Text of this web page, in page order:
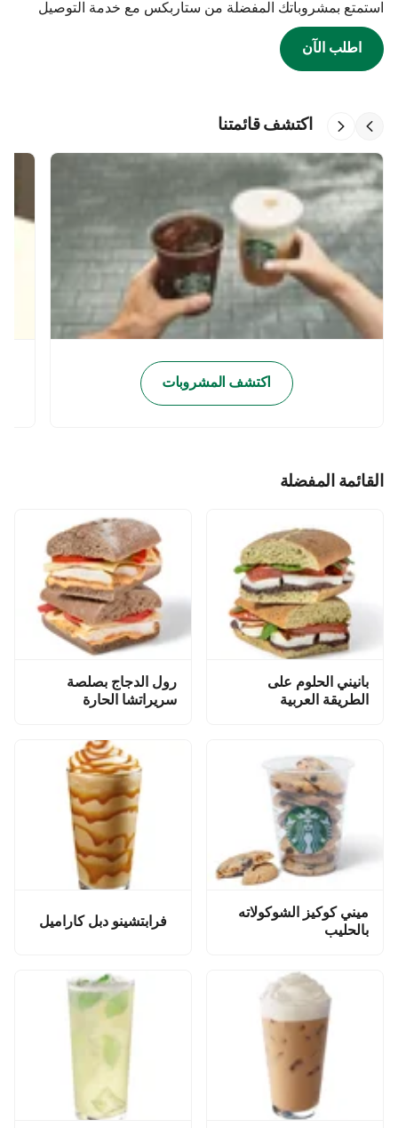
استمتع بمشروباتك المفضلة من ستاربكس مع خدمة التوصيل
اطلب الآن
اكتشف قائمتنا
اكتشف المشروبات
القائمة المفضلة
بانيني الحلوم على
الطريقة العربية
رول الدجاج بصلصة
سريراتشا الحارة
ميني كوكيز الشوكولاته
بالحليب
فرابتشينو دبل كاراميل